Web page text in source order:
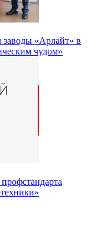
заводы «Арлайт» в
чудом»